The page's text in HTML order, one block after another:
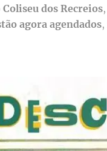
Coliseu dos Recreios,
agora agendados,